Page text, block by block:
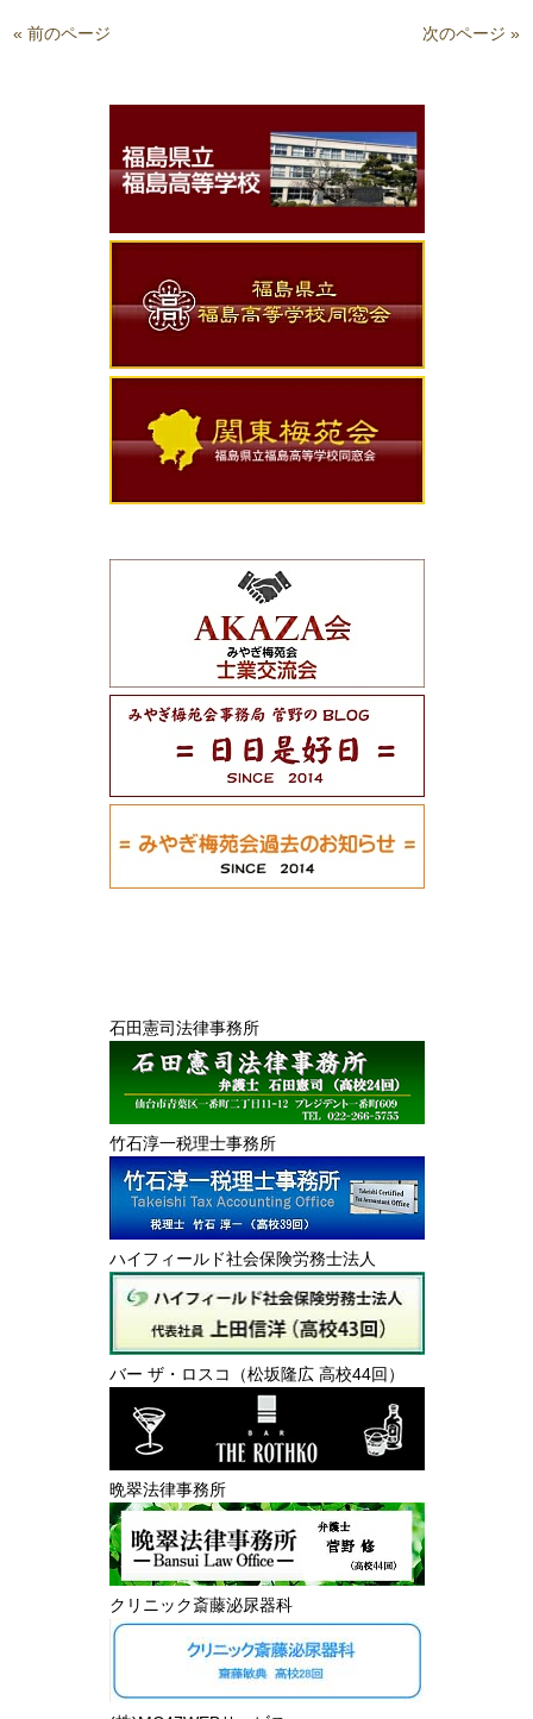
« 前のページ 次のページ »
石田憲司法律事務所
竹石淳一税理士事務所
ハイフィールド社会保険労務士法人
バー ザ・ロスコ（松坂隆広 高校44回）
晩翠法律事務所
クリニック斎藤泌尿器科